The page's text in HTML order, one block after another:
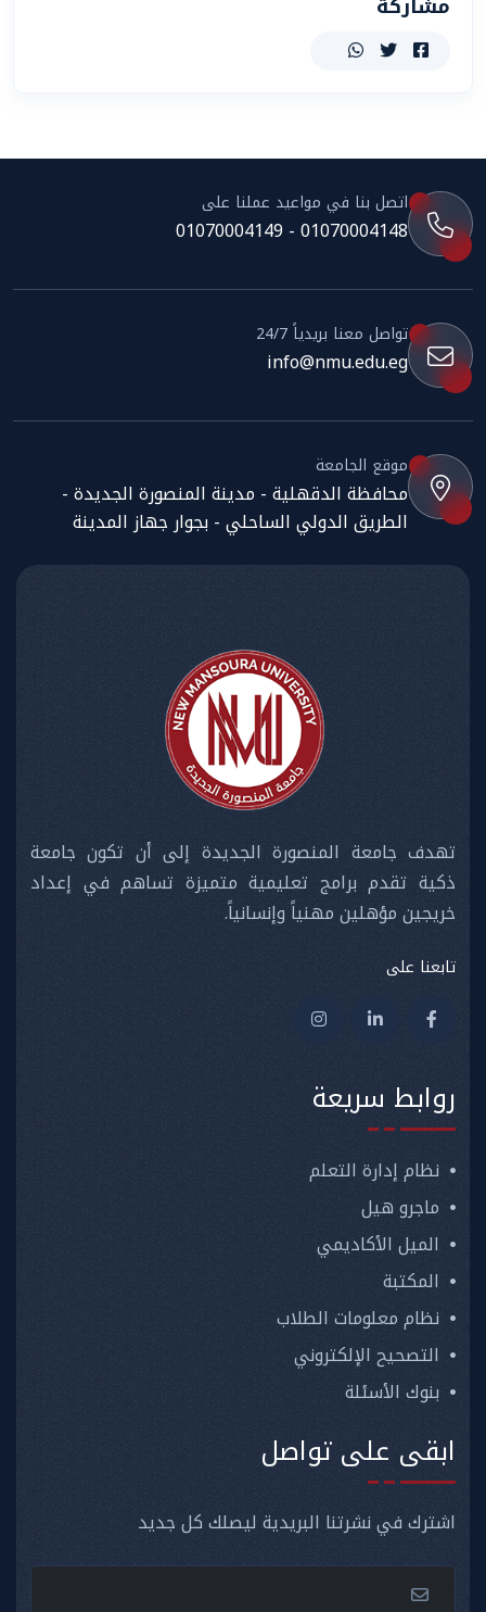
اتصل بنا في مواعيد عملنا على
01070004148 - 01070004149
تواصل معنا بريدياً 24/7
info@nmu.edu.eg
موقع الجامعة
محافظة الدقهلية - مدينة المنصورة الجديدة -
الطريق الدولي الساحلي - بجوار جهاز المدينة
تهدف جامعة المنصورة الجديدة إلى أن تكون جامعة
ذكية تقدم برامج تعليمية متميزة تساهم في إعداد
خريجين مؤهلين مهنياً وإنسانياً.
تابعنا على
روابط سريعة
نظام إدارة التعلم
ماجرو هيل
الميل الأكاديمي
المكتبة
نظام معلومات الطلاب
التصحيح الإلكتروني
بنوك الأسئلة
ابقى على تواصل
اشترك في نشرتنا البريدية ليصلك كل جديد